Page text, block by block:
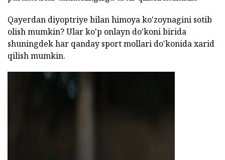
Qayerdan diyoptriye bilan himoya ko'zoynagini sotib
olish mumkin? Ular ko'p onlayn do'koni birida
shuningdek har qanday sport mollari do'konida xarid
qilish mumkin.